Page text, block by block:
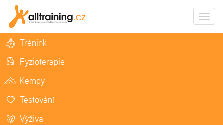
Trénink
Fyzioterapie
Kempy
Testování
Výživa